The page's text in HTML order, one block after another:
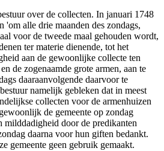
over de collecten. In januari 1748
'om alle drie maanden des zondags,
voor de tweede maal gehouden wordt,
ter materie dienende, tot het
aan de gewoonlijke collecte ten
de zogenaamde grote armen, aan te
daaraanvolgende daarvoor te
namelijk gebleken dat in meest
collecten voor de armenhuizen
de gemeente op zondag
milddadigheid door de predikanten
daarna voor hun giften bedankt.
gemeente geen gebruik gemaakt.